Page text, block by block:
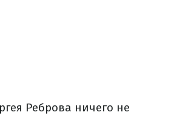
Реброва ничего не